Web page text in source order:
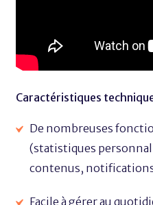
Caractéristiques
De nombreuses
(statistiques
contenus,
Facile à gérer au